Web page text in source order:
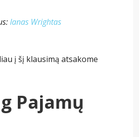
Ianas Wrightas
į šį klausimą atsakome
Pajamų